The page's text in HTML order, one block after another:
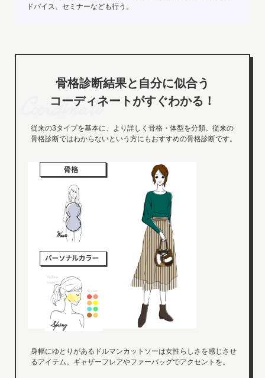
ドバイス、セミナーなども行う。
骨格診断結果と自分に似合う
コーディネートがすぐわかる！
従来の3タイプを基本に、より詳しく骨格・体型を分類。従来の
骨格診断ではわからないという方にもおすすめの骨格診断です。
身幅にゆとりがあるドルマンカットソーは女性らしさを感じさせ
るアイテム。ギャザーフレアやファーバッグでアクセントを。